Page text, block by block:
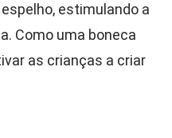
estimulando a
Como uma boneca
as crianças a criar